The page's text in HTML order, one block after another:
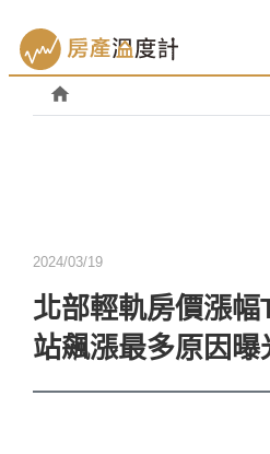
2024/03/19
北部輕軌房價漲
站飆漲最多原因曝